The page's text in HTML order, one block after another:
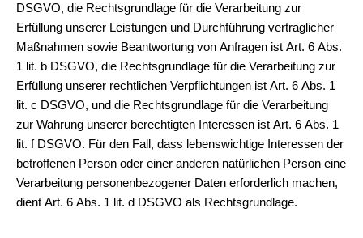
DSGVO, die Rechtsgrundlage für die Verarbeitung zur
Erfüllung unserer Leistungen und Durchführung vertraglicher
Maßnahmen sowie Beantwortung von Anfragen ist Art. 6 Abs.
1 lit. b DSGVO, die Rechtsgrundlage für die Verarbeitung zur
Erfüllung unserer rechtlichen Verpflichtungen ist Art. 6 Abs. 1
lit. c DSGVO, und die Rechtsgrundlage für die Verarbeitung
zur Wahrung unserer berechtigten Interessen ist Art. 6 Abs. 1
lit. f DSGVO. Für den Fall, dass lebenswichtige Interessen der
betroffenen Person oder einer anderen natürlichen Person eine
Verarbeitung personenbezogener Daten erforderlich machen,
dient Art. 6 Abs. 1 lit. d DSGVO als Rechtsgrundlage.